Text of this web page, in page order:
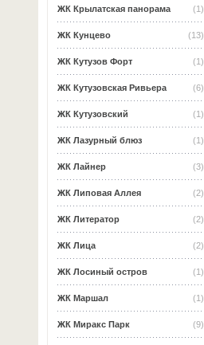
(1)
ЖК Крылатская панорама
(13)
ЖК Кунцево
(1)
ЖК Кутузов Форт
(6)
ЖК Кутузовская Ривьера
(1)
ЖК Кутузовский
(1)
ЖК Лазурный блюз
(3)
ЖК Лайнер
(2)
ЖК Липовая Аллея
(2)
ЖК Литератор
(2)
ЖК Лица
(1)
ЖК Лосиный остров
(1)
ЖК Маршал
(9)
ЖК Миракс Парк